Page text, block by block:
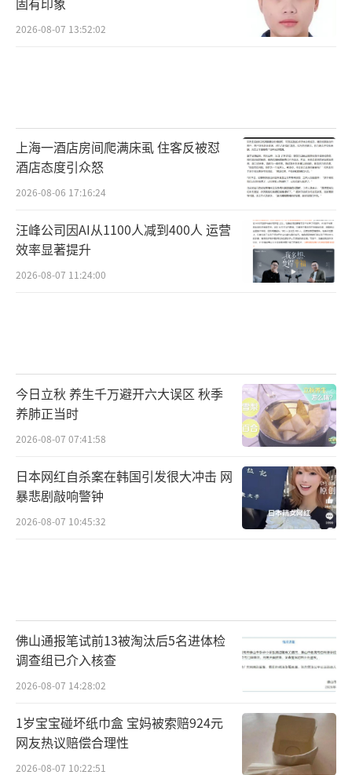
2026-08-07 13:52:02
上海一酒店房间爬满床虱 住客反被怼
酒店态度引众怒
2026-08-06 17:16:24
汪峰公司因AI从1100人减到400人 运营
效率显著提升
2026-08-07 11:24:00
今日立秋 养生千万避开六大误区 秋季
养肺正当时
2026-08-07 07:41:58
日本网红自杀案在韩国引发很大冲击 网
暴悲剧敲响警钟
2026-08-07 10:45:32
佛山通报笔试前13被淘汰后5名进体检
调查组已介入核查
2026-08-07 14:28:02
1岁宝宝碰坏纸巾盒 宝妈被索赔924元
网友热议赔偿合理性
2026-08-07 10:22:51